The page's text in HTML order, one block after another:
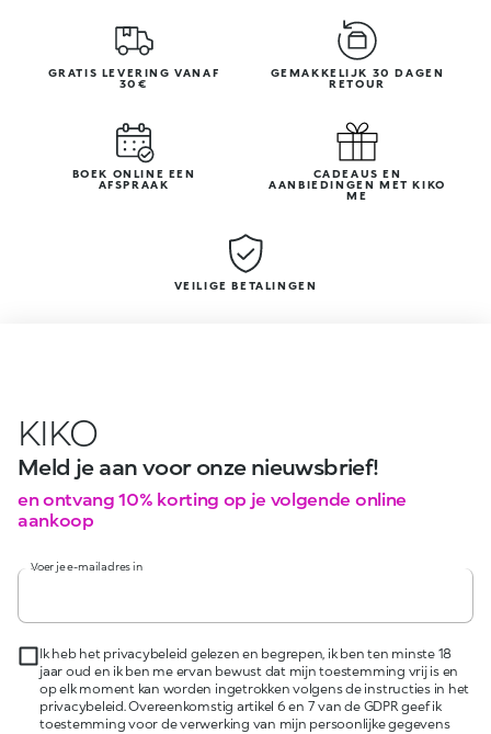
GRATIS LEVERING VANAF
30€
GEMAKKELIJK 30 DAGEN
RETOUR
BOEK ONLINE EEN
AFSPRAAK
CADEAUS EN
AANBIEDINGEN MET KIKO
ME
VEILIGE BETALINGEN
KIKO
Meld je aan voor onze nieuwsbrief!
en ontvang 10% korting op je volgende online
aankoop
Voer je e-mailadres in
Ik heb het privacybeleid gelezen en begrepen, ik ben ten minste 18
jaar oud en ik ben me ervan bewust dat mijn toestemming vrij is en
op elk moment kan worden ingetrokken volgens de instructies in het
privacybeleid. Overeenkomstig artikel 6 en 7 van de GDPR geef ik
toestemming voor de verwerking van mijn persoonlijke gegevens